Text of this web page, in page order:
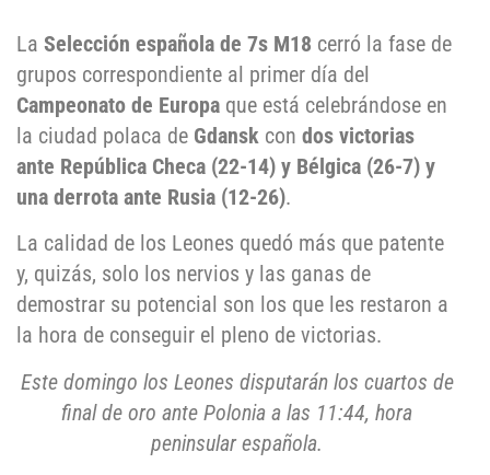
La Selección española de 7s M18 cerró la fase de
grupos correspondiente al primer día del
Campeonato de Europa que está celebrándose en
la ciudad polaca de Gdansk con dos victorias
ante República Checa (22-14) y Bélgica (26-7) y
una derrota ante Rusia (12-26).
La calidad de los Leones quedó más que patente
y, quizás, solo los nervios y las ganas de
demostrar su potencial son los que les restaron a
la hora de conseguir el pleno de victorias.
Este domingo los Leones disputarán los cuartos de
final de oro ante Polonia a las 11:44, hora
peninsularespañola.